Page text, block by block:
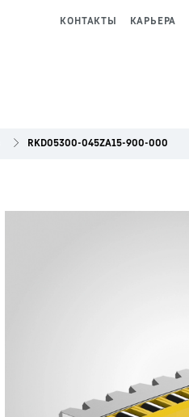
КАРЬЕРА
КОНТАКТЫ
RKD05300-045ZA15-900-000